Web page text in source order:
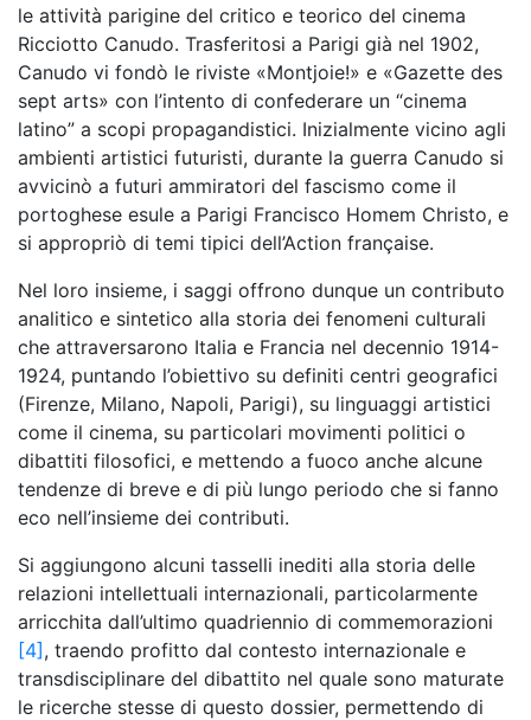
le attività parigine del critico e teorico del cinema
Ricciotto Canudo. Trasferitosi a Parigi già nel 1902,
Canudo vi fondò le riviste «Montjoie!» e «Gazette des
sept arts» con l’intento di confederare un “cinema
latino” a scopi propagandistici. Inizialmente vicino agli
ambienti artistici futuristi, durante la guerra Canudo si
avvicinò a futuri ammiratori del fascismo come il
portoghese esule a Parigi Francisco Homem Christo, e
si appropriò di temi tipici dell’Action française.
Nel loro insieme, i saggi offrono dunque un contributo
analitico e sintetico alla storia dei fenomeni culturali
che attraversarono Italia e Francia nel decennio 1914-
1924, puntando l’obiettivo su definiti centri geografici
(Firenze, Milano, Napoli, Parigi), su linguaggi artistici
come il cinema, su particolari movimenti politici o
dibattiti filosofici, e mettendo a fuoco anche alcune
tendenze di breve e di più lungo periodo che si fanno
eco nell’insieme dei contributi.
Si aggiungono alcuni tasselli inediti alla storia delle
relazioni intellettuali internazionali, particolarmente
arricchita dall’ultimo quadriennio di commemorazioni
[4] , traendo profitto dal contesto internazionale e
transdisciplinare del dibattito nel quale sono maturate
le ricerche stesse di questo dossier, permettendo di